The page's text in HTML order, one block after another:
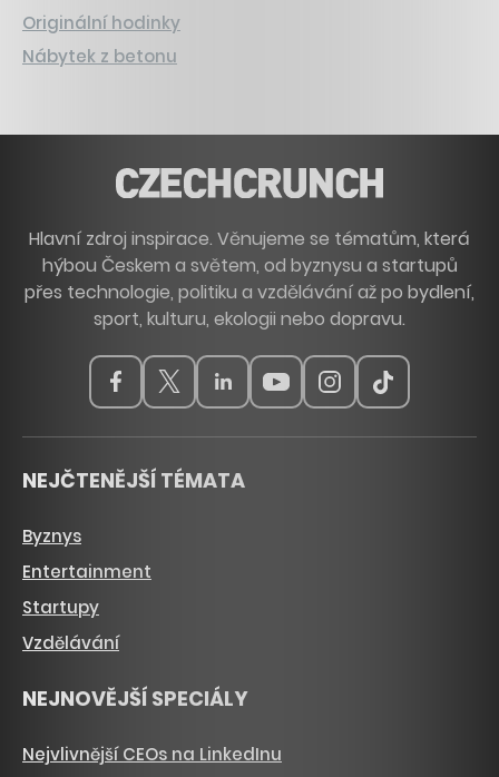
Originální hodinky
Nábytek z betonu
Hlavní zdroj inspirace. Věnujeme se tématům, která
hýbou Českem a světem, od byznysu a startupů
přes technologie, politiku a vzdělávání až po bydlení,
sport, kulturu, ekologii nebo dopravu.
NEJČTENĚJŠÍ TÉMATA
Byznys
Entertainment
Startupy
Vzdělávání
NEJNOVĚJŠÍ SPECIÁLY
Nejvlivnější CEOs na LinkedInu